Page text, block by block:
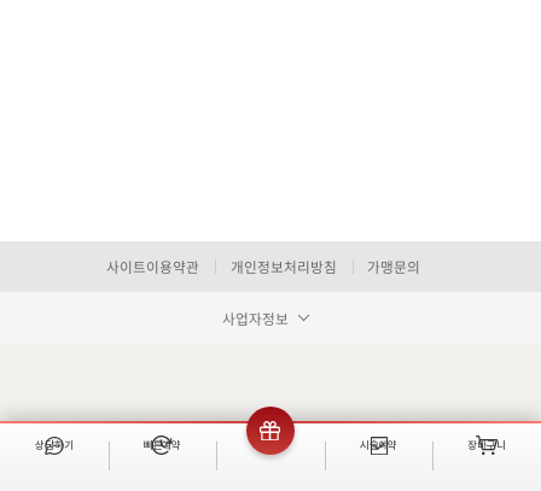
사이트이용약관 개인정보처리방침 가맹문의
사업자정보
상담하기 빠른예약 이벤트 시술예약 장바구니